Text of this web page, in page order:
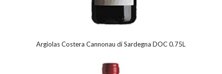
Argiolas Costera Cannonau di Sardegna DOC 0.75L